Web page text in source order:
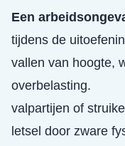
Een
tijdens de
vallen van hoogte,
overbelasting.
valpartijen of
letsel door zware